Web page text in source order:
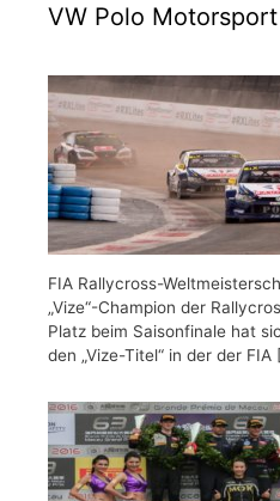
VW Polo Motorsport
FIA Rallycross-
„Vize“-Champion der
Platz beim Saisonfinale hat
den „Vize-Titel“ in der der FIA